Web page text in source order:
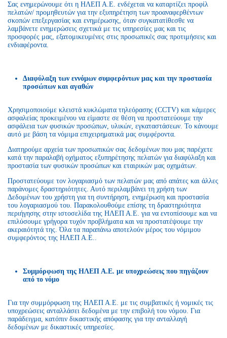
Σας ενημερώνουμε ότι η ΗΛΕΠ Α.Ε. ενδέχεται να καταρτίζει προφίλ
πελατών/ προμηθευτών για την εξυπηρέτηση των προαναφερθέντων
σκοπών επεξεργασίας και ενημέρωσης, όταν συγκατατίθεσθε να
λαμβάνετε ενημερώσεις σχετικά με τις υπηρεσίες μας και τις
προσφορές μας, εξατομικευμένες στις προσωπικές σας προτιμήσεις και
ενδιαφέροντα.
Διαφύλαξη των εννόμων συμφερόντων μας και την προστασία
προσώπων και αγαθών
Χρησιμοποιούμε κλειστά κυκλώματα τηλεόρασης (CCTV) και κάμερες
ασφαλείας προκειμένου να είμαστε σε θέση να προστατεύουμε την
ασφάλεια των φυσικών προσώπων, υλικών, εγκαταστάσεων. Το κάνουμε
αυτό με βάση τα νόμιμα επιχειρηματικά μας συμφέροντα.
Διατηρούμε αρχεία των προσωπικών σας δεδομένων που μας παρέχετε
κατά την παραλαβή οχήματος εξυπηρέτησης πελατών για διαφύλαξη και
προστασία των φυσικών προσώπων και εταιρικών μας οχημάτων.
Προστατεύουμε τον λογαριασμό των πελατών μας από απάτες και άλλες
παράνομες δραστηριότητες. Αυτό περιλαμβάνει τη χρήση των
Δεδομένων του χρήστη για τη συντήρηση, ενημέρωση και προστασία
του λογαριασμού του. Παρακολουθούμε επίσης τη δραστηριότητα
περιήγησης στην ιστοσελίδα της ΗΛΕΠ Α.Ε. για να εντοπίσουμε και να
επιλύσουμε γρήγορα τυχόν προβλήματα και να προστατέψουμε την
ακεραιότητά της. Όλα τα παραπάνω αποτελούν μέρος του νόμιμου
συμφερόντος της ΗΛΕΠ Α.Ε..
Συμμόρφωση της ΗΛΕΠ Α.Ε. με υποχρεώσεις που πηγάζουν
από το νόμο
Για την συμμόρφωση της ΗΛΕΠ Α.Ε. με τις συμβατικές ή νομικές τις
υποχρεώσεις ανταλλάσει δεδομένα με την επιβολή του νόμου. Για
παράδειγμα, κατόπιν δικαστικής απόφασης για την ανταλλαγή
δεδομένων με δικαστικές υπηρεσίες.